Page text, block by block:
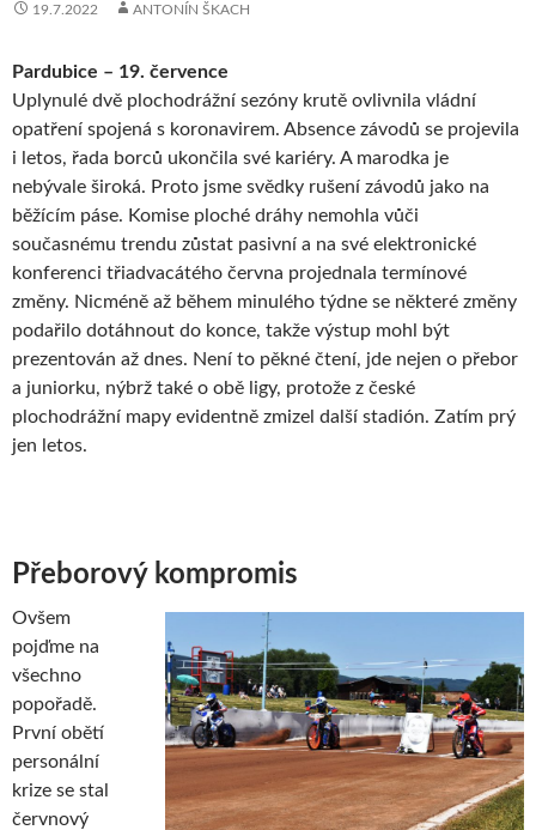
19.7.2022 ANTONÍN ŠKACH
Pardubice – 19. července
Uplynulé dvě plochodrážní sezóny krutě ovlivnila vládní
opatření spojená s koronavirem. Absence závodů se projevila
i letos, řada borců ukončila své kariéry. A marodka je
nebývale široká. Proto jsme svědky rušení závodů jako na
běžícím páse. Komise ploché dráhy nemohla vůči
současnému trendu zůstat pasivní a na své elektronické
konferenci třiadvacátého června projednala termínové
změny. Nicméně až během minulého týdne se některé změny
podařilo dotáhnout do konce, takže výstup mohl být
prezentován až dnes. Není to pěkné čtení, jde nejen o přebor
a juniorku, nýbrž také o obě ligy, protože z české
plochodrážní mapy evidentně zmizel další stadión. Zatím prý
jen letos.
Přeborový kompromis
Ovšem
pojďme na
všechno
popořadě.
První obětí
personální
krize se stal
červnový